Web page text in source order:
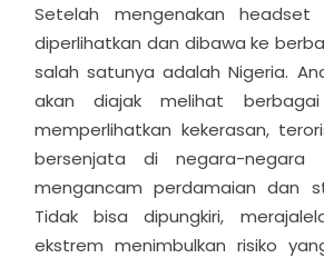
Setelah mengenakan headset
diperlihatkan dan dibawa ke
salah satunya adalah Nigeria.
akan diajak melihat
memperlihatkan kekerasan,
bersenjata di negara-negara
mengancam perdamaian dan
Tidak bisa dipungkiri,
ekstrem menimbulkan risiko